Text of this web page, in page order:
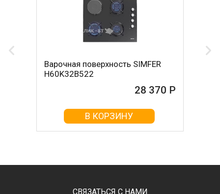
Варочная поверхность SIMFER
H60K32B522
28 370 Р
В КОРЗИНУ
СВЯЗАТЬСЯ С НАМИ